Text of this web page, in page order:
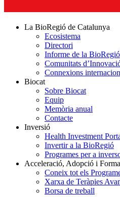
La BioRegió de Catalunya
Ecosistema
Directori
Informe de la BioRegió
Comunitats
Connexions
Biocat
Sobre Biocat
Equip
Memòria anual
Contacte
Inversió
Health Investment
Invertir a la BioRegió
Programes per a
Acceleració, Adopció i
Coneix tot els
Xarxa de Teràpies
Borsa de treball